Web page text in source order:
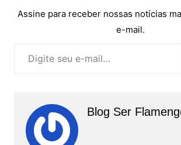
Assine para receber nossas notícias
e-mail.
Blog Ser